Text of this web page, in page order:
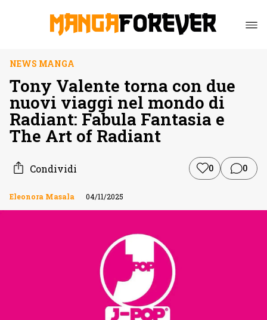
NEWS MANGA
Tony Valente torna con due
nuovi viaggi nel mondo di
Radiant: Fabula Fantasia e
The Art of Radiant
Condividi 0 0
Eleonora Masala 04/11/2025